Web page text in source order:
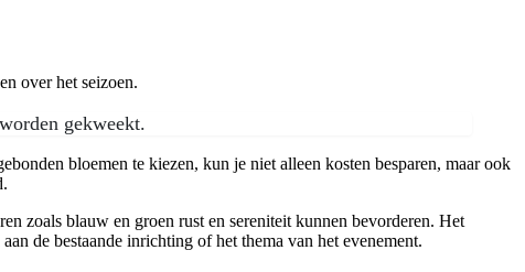
over het seizoen.
gekweekt.
bloemen te kiezen, kun je niet alleen kosten besparen, maar ook
zoals blauw en groen rust en sereniteit kunnen bevorderen. Het
de bestaande inrichting of het thema van het evenement.